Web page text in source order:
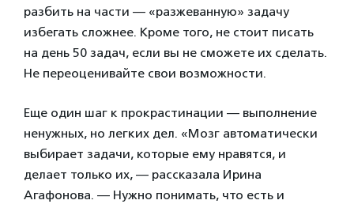
разбить на части — «разжеванную» задачу
избегать сложнее. Кроме того, не стоит писать
на день 50 задач, если вы не сможете их сделать.
Не переоценивайте свои возможности.
Еще один шаг к прокрастинации — выполнение
ненужных, но легких дел. «Мозг автоматически
выбирает задачи, которые ему нравятся, и
делает только их, — рассказала Ирина
Агафонова. — Нужно понимать, что есть и